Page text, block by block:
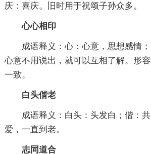
庆：喜庆。旧时用于祝颂子孙众多。
心心相印
成语释义：心：心意，思想感情
心意不用说出，就可以互相了解。形
一致。
白头偕老
成语释义：白头：头发白；偕：
爱，一直到老。
志同道合